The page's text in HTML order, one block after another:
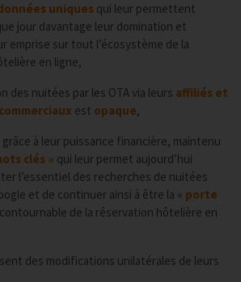
uniques qui leur permettent
jour davantage leur domination et
emprise sur tout l’écosystème de la
en ligne,
des nuitées par les OTA via leurs affiliés et
est opaque,
grâce à leur puissance financière, maintenu
clés » qui leur permet aujourd’hui
l’essentiel des recherches de nuitées
et de continuer ainsi à être la « porte
de la réservation hôtelière en
des modifications unilatérales de leurs